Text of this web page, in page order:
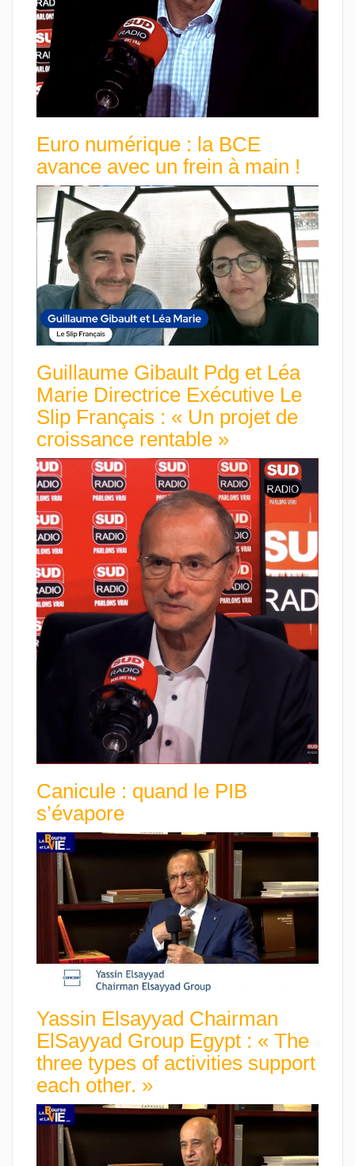
Euro numérique : la BCE
avance avec un frein à main !
Guillaume Gibault Pdg et Léa
Marie Directrice Exécutive Le
Slip Français : « Un projet de
croissance rentable »
Canicule : quand le PIB
s’évapore
Yassin Elsayyad Chairman
ElSayyad Group Egypt : « The
three types of activities support
each other. »